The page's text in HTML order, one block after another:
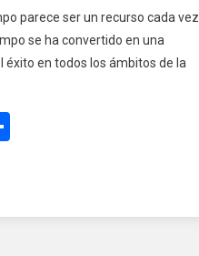
parece ser un recurso cada vez
se ha convertido en una
en todos los ámbitos de la
Share